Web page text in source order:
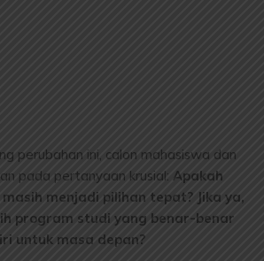
perubahan ini, calon mahasiswa dan
pada pertanyaan krusial: Apakah
masih menjadi pilihan tepat? Jika ya,
program studi yang benar-benar
untuk masa depan?